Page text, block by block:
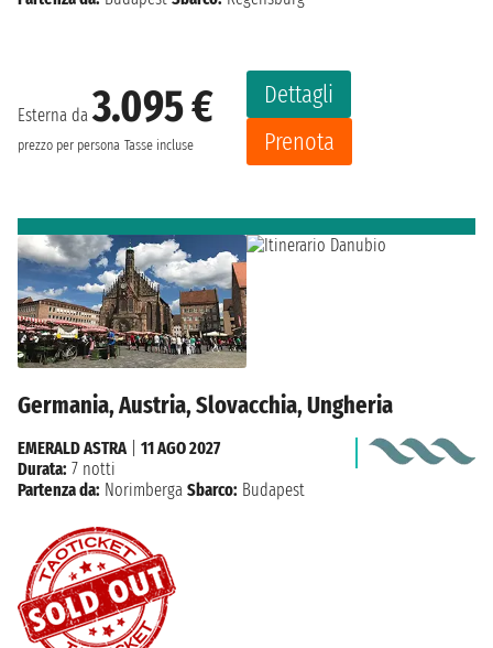
Esterna da3.095 €
prezzo per persona Tasse incluse
Dettagli
Prenota
Germania, Austria, Slovacchia, Ungheria
EMERALD ASTRA
11 AGO 2027
Durata: 7 notti
Partenza da: Norimberga Sbarco: Budapest